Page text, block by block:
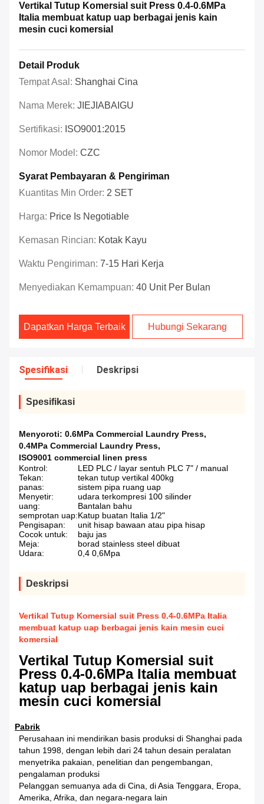
Vertikal Tutup Komersial suit Press 0.4-0.6MPa
Italia membuat katup uap berbagai jenis kain
mesin cuci komersial
Detail Produk
Tempat Asal: Shanghai Cina
Nama Merek: JIEJIABAIGU
Sertifikasi: ISO9001:2015
Nomor Model: CZC
Syarat Pembayaran & Pengiriman
Kuantitas Min Order: 2 SET
Harga: Price Is Negotiable
Kemasan Rincian: Kotak Kayu
Waktu Pengiriman: 7-15 Hari Kerja
Menyediakan Kemampuan: 40 Unit Per Bulan
Dapatkan Harga Terbaik Hubungi Sekarang
Spesifikasi Deskripsi
Spesifikasi
Menyoroti: 0.6MPa Commercial Laundry Press,
0.4MPa Commercial Laundry Press,
ISO9001 commercial linen press
Kontrol:
LED PLC / layar sentuh PLC 7" / manual
Tekan:
tekan tutup vertikal 400kg
panas:
sistem pipa ruang uap
Menyetir:
udara terkompresi 100 silinder
uang:
Bantalan bahu
semprotan uap:Katup buatan Italia 1/2"
Pengisapan:
unit hisap bawaan atau pipa hisap
Cocok untuk:
baju jas
Meja:
borad stainless steel dibuat
Udara:
0,4 0,6Mpa
Deskripsi
Vertikal Tutup Komersial suit Press 0.4-0.6MPa Italia
membuat katup uap berbagai jenis kain mesin cuci
komersial
Vertikal Tutup Komersial suit
Press 0.4-0.6MPa Italia membuat
katup uap berbagai jenis kain
mesin cuci komersial
Pabrik
Perusahaan ini mendirikan basis produksi di Shanghai pada
tahun 1998, dengan lebih dari 24 tahun desain peralatan
menyetrika pakaian, penelitian dan pengembangan,
pengalaman produksi
Pelanggan semuanya ada di Cina, di Asia Tenggara, Eropa,
Amerika, Afrika, dan negara-negara lain